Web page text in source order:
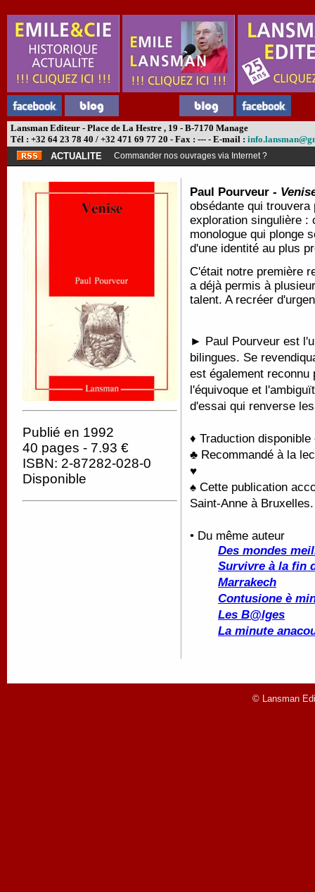
Lansman Editeur - Place de La Hestre , 19 - B-7170 Manage
Tél : +32 64 23 78 40 / +32 471 69 77 20 - Fax : --- - E-mail :
ACTUALITE
Commander nos ouvrages via Internet ?
Publié en 1992
40 pages - 7.93 €
ISBN: 2-87282-028-0
Disponible
Paul Pourveur -
obsédante qui
exploration singulière :
monologue qui plonge
d'une identité au plus
C'était notre première
a déjà permis à
talent. A recréer
► Paul Pourveur est
bilingues. Se
est également
l'équivoque et
d'essai qui renverse
♦ Traduction
♣ Recommandé à la
♥
♠ Cette publication
Saint-Anne à Bruxelles.
• Du même auteur
Des mondes
Survivre à la fin
Marrakech
Contusione è
Les B@lges
La minute
© Lansman